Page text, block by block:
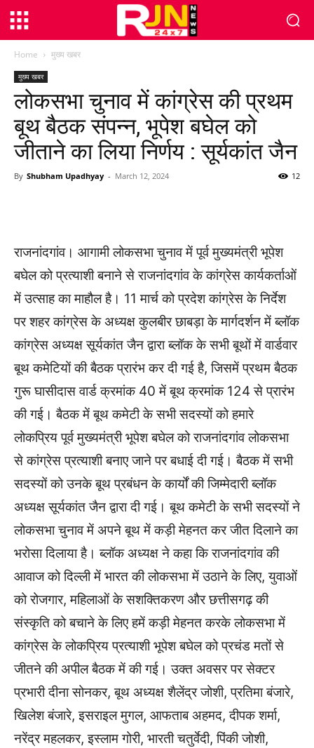
Home मुख्य खबर
मुख्य खबर
लोकसभा चुनाव में कांग्रेस की प्रथम
बूथ बैठक संपन्न, भूपेश बघेल को
जीताने का लिया निर्णय : सूर्यकांत जैन
By Shubham Upadhyay - March 12, 2024 12
राजनांदगांव। आगामी लोकसभा चुनाव में पूर्व मुख्यमंत्री भूपेश
बघेल को प्रत्याशी बनाने से राजनांदगांव के कांग्रेस कार्यकर्ताओं
में उत्साह का माहौल है। 11 मार्च को प्रदेश कांग्रेस के निर्देश
पर शहर कांग्रेस के अध्यक्ष कुलबीर छाबड़ा के मार्गदर्शन में ब्लॉक
कांग्रेस अध्यक्ष सूर्यकांत जैन द्वारा ब्लॉक के सभी बूथों में वार्डवार
बूथ कमेटियों की बैठक प्रारंभ कर दी गई है, जिसमें प्रथम बैठक
गुरू घासीदास वार्ड क्रमांक 40 में बूथ क्रमांक 124 से प्रारंभ
की गई। बैठक में बूथ कमेटी के सभी सदस्यों को हमारे
लोकप्रिय पूर्व मुख्यमंत्री भूपेश बघेल को राजनांदगांव लोकसभा
से कांग्रेस प्रत्याशी बनाए जाने पर बधाई दी गई। बैठक में सभी
सदस्यों को उनके बूथ प्रबंधन के कार्यों की जिम्मेदारी ब्लॉक
अध्यक्ष सूर्यकांत जैन द्वारा दी गई। बूथ कमेटी के सभी सदस्यों ने
लोकसभा चुनाव में अपने बूथ में कड़ी मेहनत कर जीत दिलाने का
भरोसा दिलाया है। ब्लॉक अध्यक्ष ने कहा कि राजनांदगांव की
आवाज को दिल्ली में भारत की लोकसभा में उठाने के लिए, युवाओं
को रोजगार, महिलाओं के सशक्तिकरण और छत्तीसगढ़ की
संस्कृति को बचाने के लिए हमें कड़ी मेहनत करके लोकसभा में
कांग्रेस के लोकप्रिय प्रत्याशी भूपेश बघेल को प्रचंड मतों से
जीतने की अपील बैठक में की गई। उक्त अवसर पर सेक्टर
प्रभारी दीना सोनकर, बूथ अध्यक्ष शैलेंद्र जोशी, प्रतिमा बंजारे,
खिलेश बंजारे, इसराइल मुगल, आफताब अहमद, दीपक शर्मा,
नरेंद्र महलकर, इस्लाम गोरी, भारती चतुर्वेदी, पिंकी जोशी,